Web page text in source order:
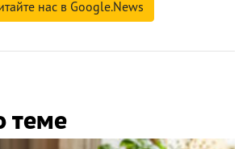
нас в Google.News
теме